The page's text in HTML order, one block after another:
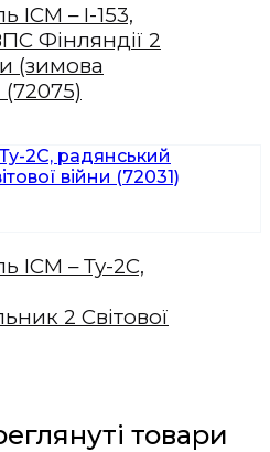
ICM – І-153,
Фінляндії 2
(зимова
ICM – Ту-2С,
2 Світової
товари